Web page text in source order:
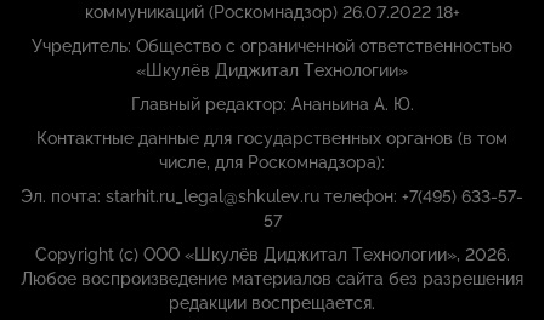
коммуникаций (Роскомнадзор) 26.07.2022 18+
Учредитель: Общество с ограниченной ответственностью
«Шкулёв Диджитал Технологии»
Главный редактор: Ананьина А. Ю.
Контактные данные для государственных органов (в том
числе, для Роскомнадзора):
Эл. почта: starhit.ru_legal@shkulev.ru телефон: +7(495) 633-57-
57
Copyright (с) ООО «Шкулёв Диджитал Технологии», 2026.
Любое воспроизведение материалов сайта без разрешения
редакции воспрещается.